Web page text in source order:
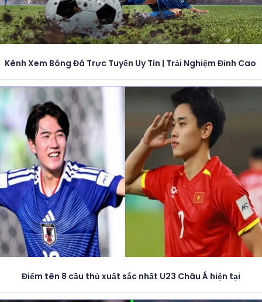
Kênh Xem Bóng Đá Trực Tuyến Uy Tín | Trải Nghiệm Đỉnh Cao
Điểm tên 8 cầu thủ xuất sắc nhất U23 Châu Á hiện tại